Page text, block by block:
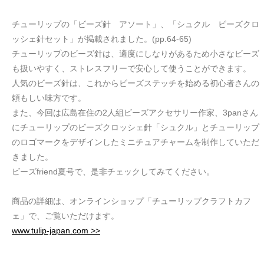
チューリップの「ビーズ針 アソート」、「シュクル ビーズクロ
ッシェ針セット」が掲載されました。(pp.64-65)
チューリップのビーズ針は、適度にしなりがあるため小さなビーズ
も扱いやすく、ストレスフリーで安心して使うことができます。
人気のビーズ針は、これからビーズステッチを始める初心者さんの
頼もしい味方です。
また、今回は広島在住の2人組ビーズアクセサリー作家、3panさん
にチューリップのビーズクロッシェ針「シュクル」とチューリップ
のロゴマークをデザインしたミニチュアチャームを制作していただ
きました。
ビーズfriend夏号で、是非チェックしてみてください。
商品の詳細は、オンラインショップ「チューリップクラフトカフ
ェ」で、ご覧いただけます。
www.tulip-japan.com >>